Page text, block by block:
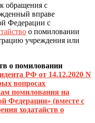
обращения с
вправе
Федерации с
о помиловании
учреждения или
о помиловании
РФ от 14.12.2020 N
вопросах
помилования на
Федерации» (вместе с
ходатайств о